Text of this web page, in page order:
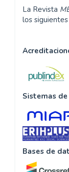
La Revista
los
Sistemas
Bases de